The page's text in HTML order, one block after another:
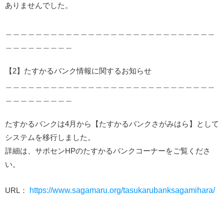
ありませんでした。
【2】たすかるバンク情報に関するお知らせ
たすかるバンクは4月から【たすかるバンクさがみはら】として
システムを移行しました。
詳細は、サポセンHPのたすかるバンクコーナーをご覧くださ
い。
URL： https://www.sagamaru.org/tasukarubanksagamihara/